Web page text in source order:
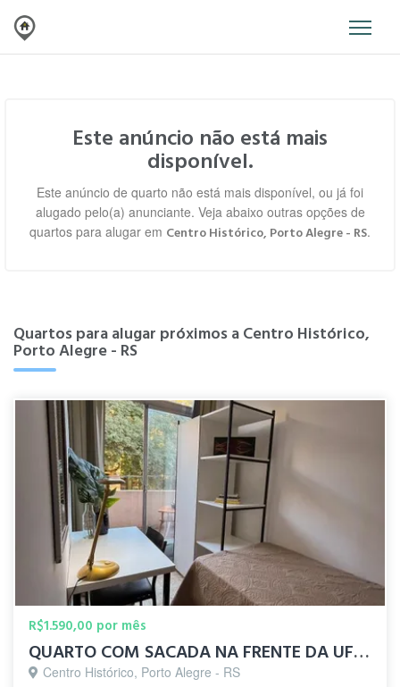
Este anúncio não está mais
disponível.
Este anúncio de quarto não está mais disponível, ou já foi
alugado pelo(a) anunciante. Veja abaixo outras opções de
quartos para alugar em Centro Histórico, Porto Alegre - RS.
Quartos para alugar próximos a Centro Histórico,
Porto Alegre - RS
R$1.590,00 por mês
QUARTO COM SACADA NA FRENTE DA UFRGS
Centro Histórico, Porto Alegre - RS